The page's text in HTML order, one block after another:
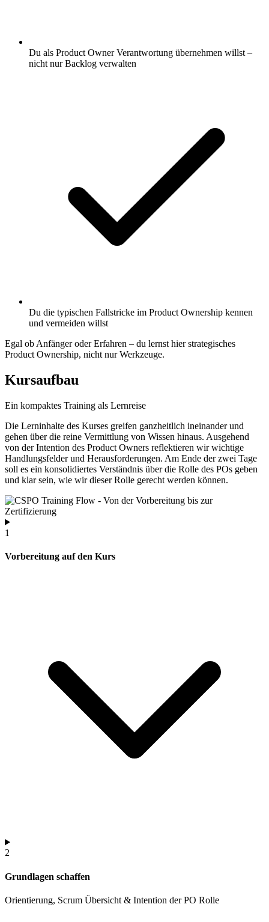
Du als Product Owner Verantwortung übernehmen willst –
nicht nur Backlog verwalten
Du die typischen Fallstricke im Product Ownership kennen
und vermeiden willst
Egal ob Anfänger oder Erfahren – du lernst hier strategisches
Product Ownership, nicht nur Werkzeuge.
Kursaufbau
Ein kompaktes Training als Lernreise
Die Lerninhalte des Kurses greifen ganzheitlich ineinander und
gehen über die reine Vermittlung von Wissen hinaus. Ausgehend
von der Intention des Product Owners reflektieren wir wichtige
Handlungsfelder und Herausforderungen. Am Ende der zwei Tage
soll es ein konsolidiertes Verständnis über die Rolle des POs geben
und klar sein, wie wir dieser Rolle gerecht werden können.
1
Vorbereitung auf den Kurs
2
Grundlagen schaffen
Orientierung, Scrum Übersicht & Intention der PO Rolle